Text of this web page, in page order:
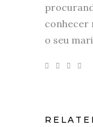
conhecer
o seu